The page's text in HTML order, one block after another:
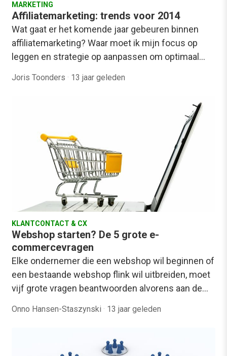
MARKETING
Affiliatemarketing: trends voor 2014
Wat gaat er het komende jaar gebeuren binnen
affiliatemarketing? Waar moet ik mijn focus op
leggen en strategie op aanpassen om optimaal…
Joris Toonders · 13 jaar geleden
KLANTCONTACT & CX
Webshop starten? De 5 grote e-
commercevragen
Elke ondernemer die een webshop wil beginnen of
een bestaande webshop flink wil uitbreiden, moet
vijf grote vragen beantwoorden alvorens aan de…
Onno Hansen-Staszynski · 13 jaar geleden